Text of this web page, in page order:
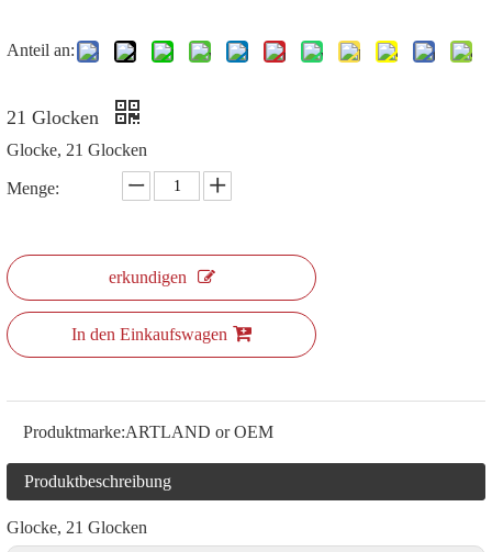
Anteil an:
21 Glocken
Glocke, 21 Glocken
Menge:
erkundigen
In den Einkaufswagen
Produktmarke:ARTLAND or OEM
Produktbeschreibung
Glocke, 21 Glocken